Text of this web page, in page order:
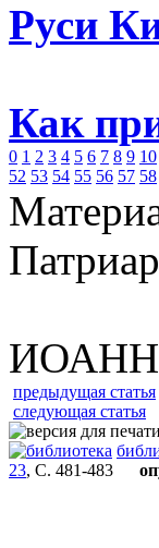
Руси
Как
0 1 2 3 4 5 6 7 8 9 10
52 53 54 55 56 57 58
предыдущая статья
следующая статья
23, С. 481-483